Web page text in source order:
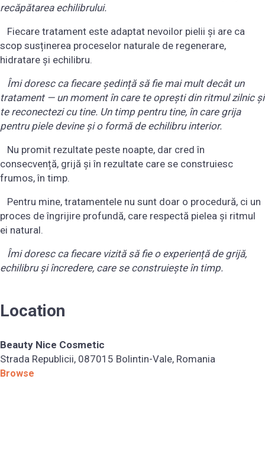
recăpătarea echilibrului.
Fiecare tratament este adaptat nevoilor pielii și are ca
scop susținerea proceselor naturale de regenerare,
hidratare și echilibru.
Îmi doresc ca fiecare ședință să fie mai mult decât un
tratament — un moment în care te oprești din ritmul zilnic și
te reconectezi cu tine. Un timp pentru tine, în care grija
pentru piele devine și o formă de echilibru interior.
Nu promit rezultate peste noapte, dar cred în
consecvență, grijă și în rezultate care se construiesc
frumos, în timp.
Pentru mine, tratamentele nu sunt doar o procedură, ci un
proces de îngrijire profundă, care respectă pielea și ritmul
ei natural.
Îmi doresc ca fiecare vizită să fie o experiență de grijă,
echilibru și încredere, care se construiește în timp.
Location
Beauty Nice Cosmetic
Strada Republicii, 087015 Bolintin-Vale, Romania
Browse